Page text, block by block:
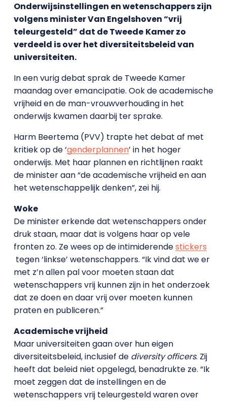
Onderwijsinstellingen en wetenschappers zijn
volgens minister Van Engelshoven “vrij
teleurgesteld” dat de Tweede Kamer zo
verdeeld is over het diversiteitsbeleid van
universiteiten.
In een vurig debat sprak de Tweede Kamer
maandag over emancipatie. Ook de academische
vrijheid en de man-vrouwverhouding in het
onderwijs kwamen daarbij ter sprake.
Harm Beertema (PVV) trapte het debat af met
kritiek op de ‘genderplannen’ in het hoger
onderwijs. Met haar plannen en richtlijnen raakt
de minister aan “de academische vrijheid en aan
het wetenschappelijk denken”, zei hij.
Woke
De minister erkende dat wetenschappers onder
druk staan, maar dat is volgens haar op vele
fronten zo. Ze wees op de intimiderendestickers
tegen ‘linkse’ wetenschappers. “Ik vind dat we er
met z’n allen pal voor moeten staan dat
wetenschappers vrij kunnen zijn in het onderzoek
dat ze doen en daar vrij over moeten kunnen
praten en publiceren.”
Academische vrijheid
Maar universiteiten gaan over hun eigen
diversiteitsbeleid, inclusief de diversity officers. Zij
heeft dat beleid niet opgelegd, benadrukte ze. “Ik
moet zeggen dat de instellingen en de
wetenschappers vrij teleurgesteld waren over